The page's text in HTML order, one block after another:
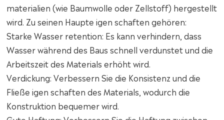
materialien (wie Baumwolle oder Zellstoff) hergestellt
wird. Zu seinen Haupte igen schaften gehören:
Starke Wasser retention: Es kann verhindern, dass
Wasser während des Baus schnell verdunstet und die
Arbeitszeit des Materials erhöht wird.
Verdickung: Verbessern Sie die Konsistenz und die
Fließe igen schaften des Materials, wodurch die
Konstruktion bequemer wird.